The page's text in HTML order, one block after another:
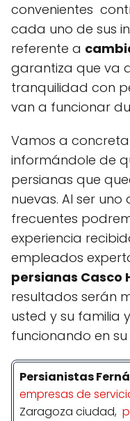
convenientes
cada uno de sus
referente a
garantiza que va
tranquilidad con
van a funcionar
Vamos a
informándole de
persianas que
nuevas. Al ser uno
frecuentes
experiencia
empleados
persianas Casco
resultados serán
usted y su familia
funcionando en
Persianistas
empresas de
Zaragoza ciudad,